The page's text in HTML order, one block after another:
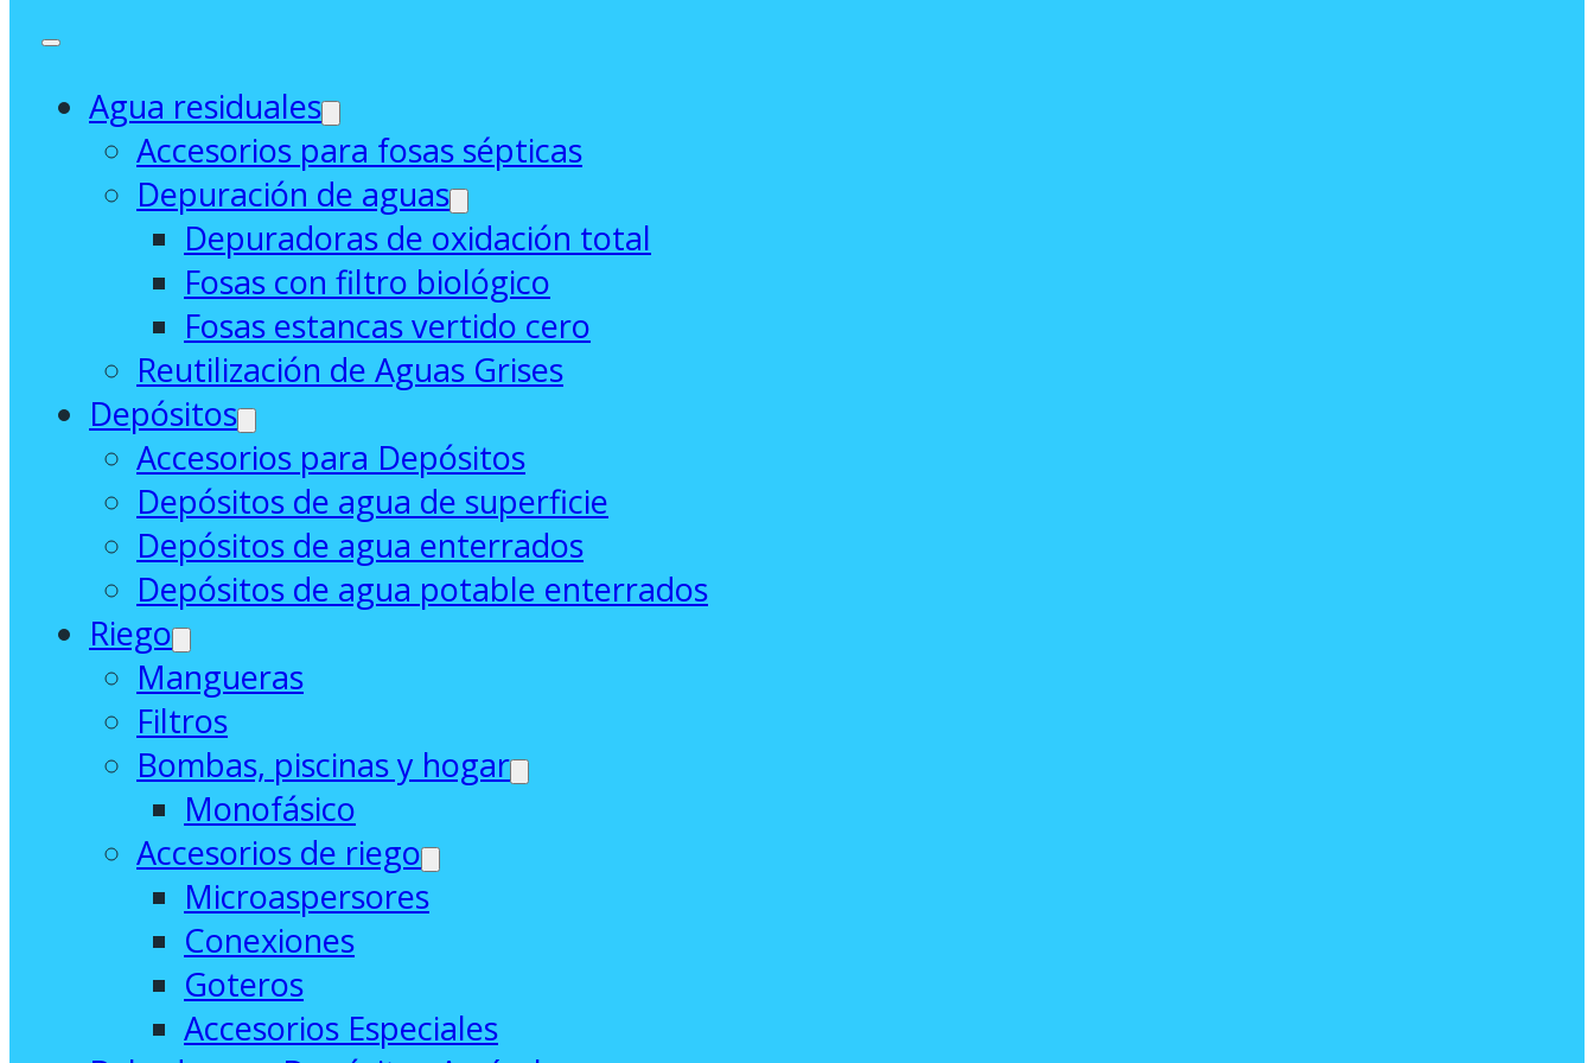
Agua residuales
Accesorios para fosas sépticas
Depuración de aguas
Depuradoras de oxidación total
Fosas con filtro biológico
Fosas estancas vertido cero
Reutilización de Aguas Grises
Depósitos
Accesorios para Depósitos
Depósitos de agua de superficie
Depósitos de agua enterrados
Depósitos de agua potable enterrados
Riego
Mangueras
Filtros
Bombas, piscinas y hogar
Monofásico
Accesorios de riego
Microaspersores
Conexiones
Goteros
Accesorios Especiales